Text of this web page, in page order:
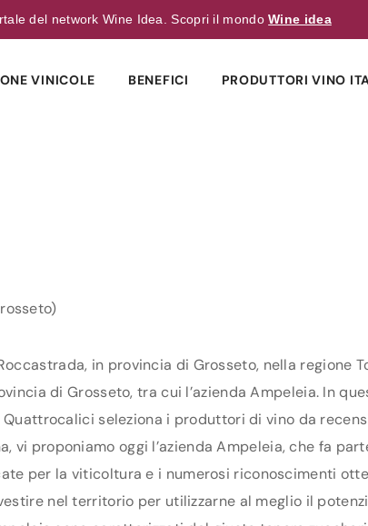
del network Wine Idea. Scopri il mondoWine idea
VINICOLE BENEFICI PRODUTTORI VINO
in provincia di Grosseto, nella regione
di Grosseto, tra cui l’azienda Ampeleia. In
seleziona i produttori di vino da
vi proponiamo oggi l’azienda Ampeleia, che fa
per la viticoltura e i numerosi riconoscimenti
nel territorio per utilizzarne al meglio il